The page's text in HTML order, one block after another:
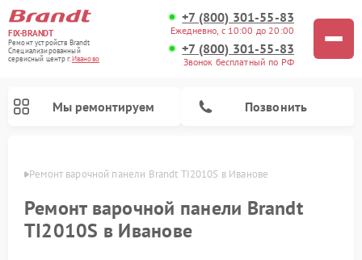
FIX-BRANDT
Ремонт устройств Brandt
Специализированный
cервисный центр г.Иваново
+7 (800) 301-55-83
Ежедневно, с 10:00 до 20:00
+7 (800) 301-55-83
Звонок бесплатный по РФ
Мы ремонтируем Позвонить
Ремонт варочной панели Brandt TI2010S в Иванове
Ремонт варочной панели Brandt
TI2010S в Иванове